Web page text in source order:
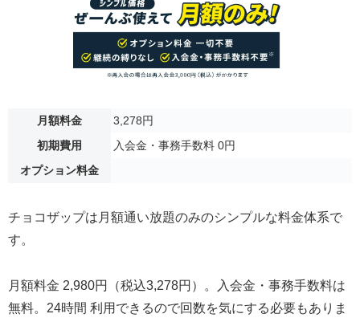
月額料金
3,278円
初期費用
入会金・事務手数料 0円
オプション料金
チョコザップは月額通い放題のみのシンプルな料金体系で
す。
月額料金 2,980円（税込3,278円）。入会金・事務手数料は
無料。24時間 利用できるので回数を気にする必要もありま